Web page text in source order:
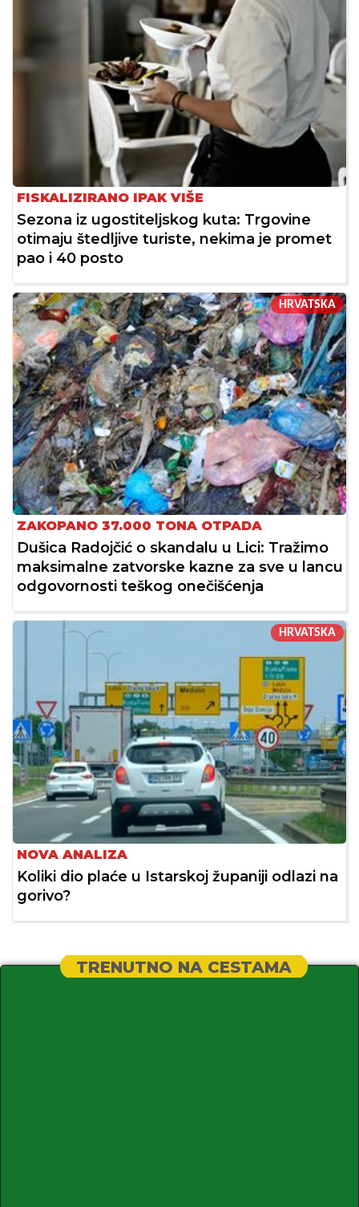
FISKALIZIRANO IPAK VIŠE
Sezona iz ugostiteljskog kuta: Trgovine
otimaju štedljive turiste, nekima je promet
pao i 40 posto
HRVATSKA
ZAKOPANO 37.000 TONA OTPADA
Dušica Radojčić o skandalu u Lici: Tražimo
maksimalne zatvorske kazne za sve u lancu
odgovornosti teškog onečišćenja
HRVATSKA
NOVA ANALIZA
Koliki dio plaće u Istarskoj županiji odlazi na
gorivo?
TRENUTNO NA CESTAMA